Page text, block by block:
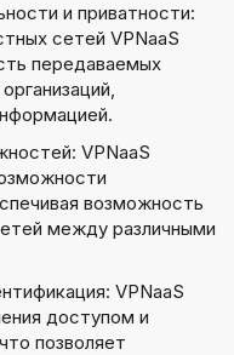
и приватности:
сетей VPNaaS
передаваемых
VPNaaS
возможность
между различными
VPNaaS
доступом и
позволяет